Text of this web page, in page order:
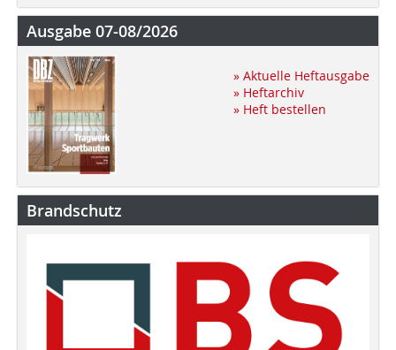
Ausgabe 07-08/2026
» Aktuelle Heftausgabe
» Heftarchiv
» Heft bestellen
Brandschutz